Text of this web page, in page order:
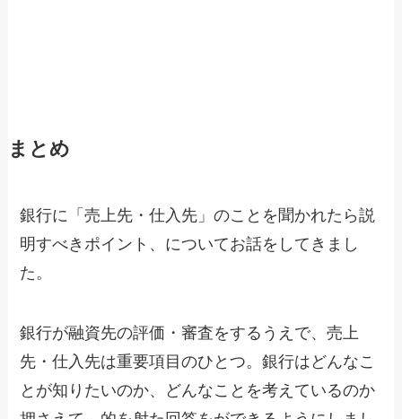
まとめ
銀行に「売上先・仕入先」のことを聞かれたら説
明すべきポイント、についてお話をしてきまし
た。
銀行が融資先の評価・審査をするうえで、売上
先・仕入先は重要項目のひとつ。銀行はどんなこ
とが知りたいのか、どんなことを考えているのか